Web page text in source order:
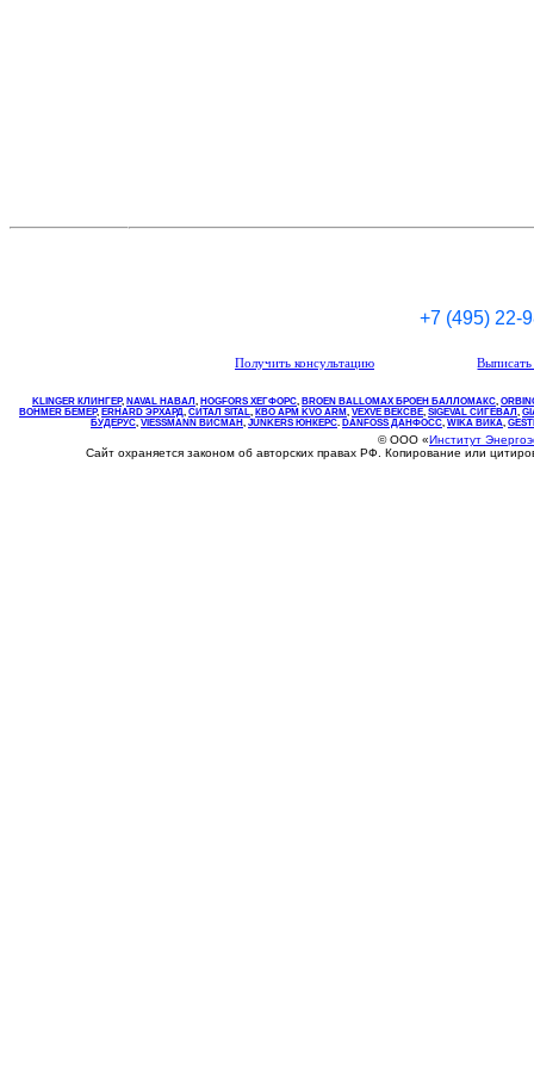
+7 (495) 22-
Получить консультацию
KLINGER КЛИНГЕР, NAVAL НАВАЛ , НOGFORS ХЕГФОРС, BROEN BALLOMAX БРОЕН БАЛЛОМАКС,
BOHMER БЕМЕР, ERHARD ЭРХАРД, СИТАЛ SITAL, КВО АРМ KVO ARM, VEXVE ВЕКСВЕ, SIGEVAL СИГЕВАЛ ,
БУДЕРУС, VIESSMANN ВИСМАН , JUNKERS ЮНКЕРС. DANFOSS ДАНФОСС, WIKA ВИКА,
© ООО «Институт
Сайт охраняется законом об авторских правах РФ. Копирование или